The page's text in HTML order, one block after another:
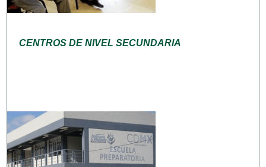
CENTROS DE NIVEL SECUNDARIA